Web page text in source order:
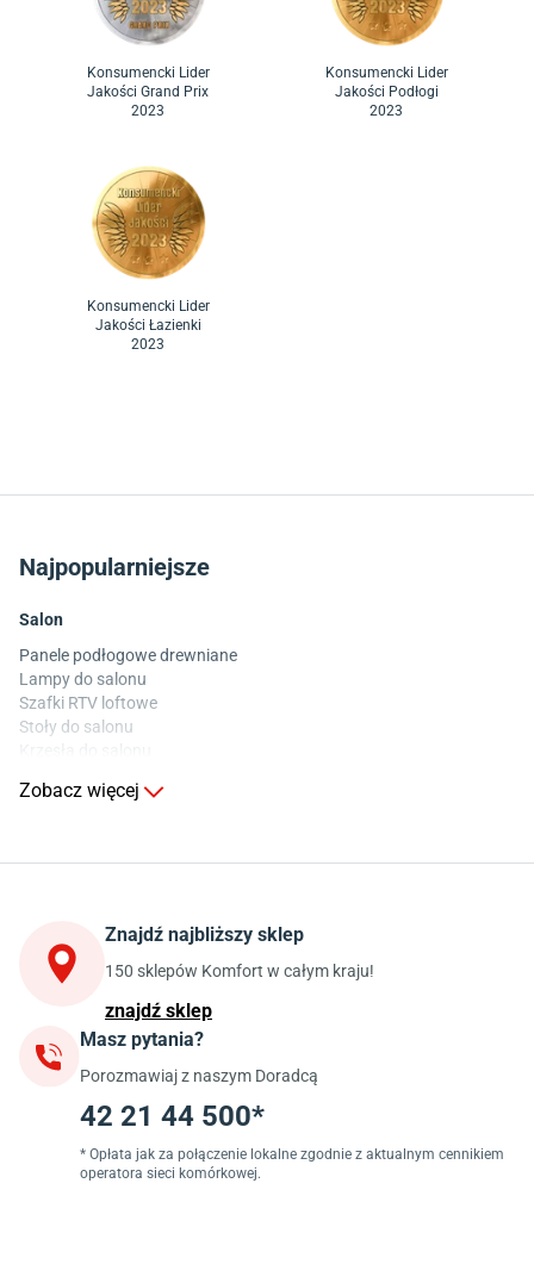
Konsumencki Lider
Jakości Grand Prix
2023
Konsumencki Lider
Jakości Podłogi
2023
Konsumencki Lider
Jakości Łazienki
2023
Najpopularniejsze
Salon
Panele podłogowe drewniane
Lampy do salonu
Szafki RTV loftowe
Stoły do salonu
Stoły do kuchni
Szafki kuchenne wiszące (górne)
Szafki pod zlewozmywak
Blaty kuchenne laminowane
Jadalnia
Stoły do jadalni
Krzesła do jadalni
Dywany szare
Lampy w stylu loftowym
Lampy wiszące do jadalni
Zobacz więcej
Znajdź najbliższy sklep
150 sklepów Komfort w całym kraju!
znajdź sklep
Masz pytania?
Porozmawiaj z naszym Doradcą
42 21 44 500*
* Opłata jak za połączenie lokalne zgodnie z aktualnym cennikiem
operatora sieci komórkowej.